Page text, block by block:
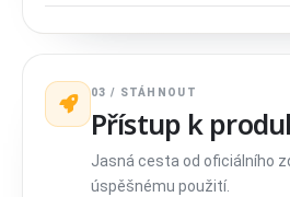
03 / STÁHNOUT
Přístup k
Jasná cesta od oficiálního
úspěšnému použití.